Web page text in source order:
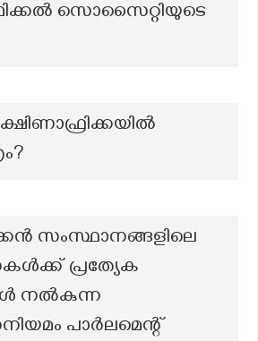
സൊസൈറ്റിയുടെ
സംസ്ഥാനങ്ങളിലെ
പ്രത്യേക
നൽകുന്ന
പാർലമെന്റ്